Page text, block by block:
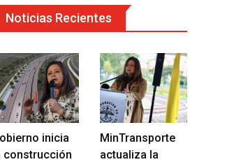
Noticias Recientes
inicia
construcción
MinTransporte
actualiza la